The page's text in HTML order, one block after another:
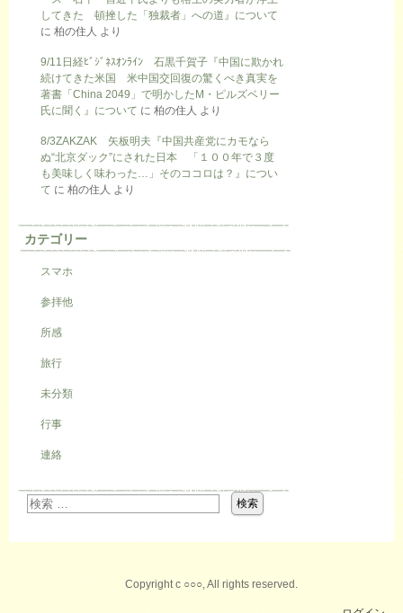
してきた 頓挫した「独裁者」への道』について
に 柏の住人 より
9/11日経ﾋﾞｼﾞﾈｽｵﾝﾗｲﾝ 石黒千賀子『中国に欺かれ
続けてきた米国 米中国交回復の驚くべき真実を
著書「China 2049」で明かしたM・ピルズベリー
氏に聞く』について に 柏の住人 より
8/3ZAKZAK 矢板明夫『中国共産党にカモなら
ぬ“北京ダック”にされた日本 「１００年で３度
も美味しく味わった…」そのココロは？』につい
て に 柏の住人 より
カテゴリー
スマホ
参拝他
所感
旅行
未分類
行事
連絡
Copyright c ○○○, All rights reserved.